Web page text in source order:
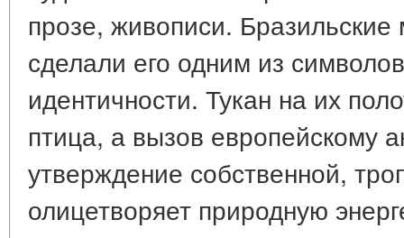
прозе, живописи.
сделали его одним из
идентичности. Тукан на их
птица, а вызов европейскому
утверждение собственной,
олицетворяет природную